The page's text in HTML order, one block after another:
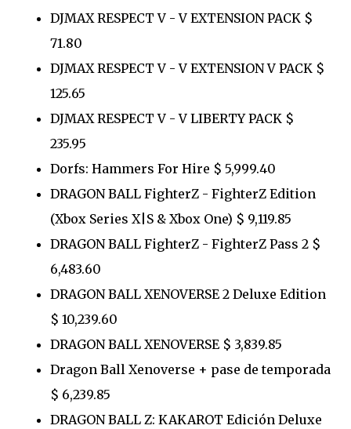
DJMAX RESPECT V - V EXTENSION PACK $
71.80
DJMAX RESPECT V - V EXTENSION V PACK $
125.65
DJMAX RESPECT V - V LIBERTY PACK $
235.95
Dorfs: Hammers For Hire $ 5,999.40
DRAGON BALL FighterZ - FighterZ Edition
(Xbox Series X|S & Xbox One) $ 9,119.85
DRAGON BALL FighterZ - FighterZ Pass 2 $
6,483.60
DRAGON BALL XENOVERSE 2 Deluxe Edition
$ 10,239.60
DRAGON BALL XENOVERSE $ 3,839.85
Dragon Ball Xenoverse + pase de temporada
$ 6,239.85
DRAGON BALL Z: KAKAROT Edición Deluxe